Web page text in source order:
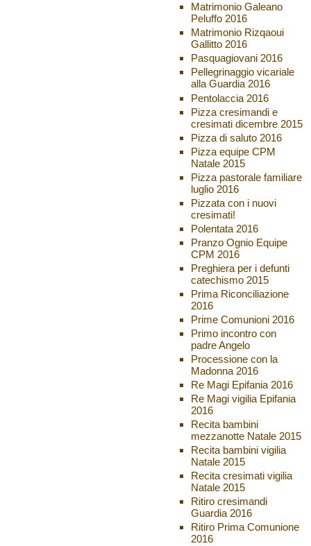
Matrimonio Galeano
Peluffo 2016
Matrimonio Rizqaoui
Gallitto 2016
Pasquagiovani 2016
Pellegrinaggio vicariale
alla Guardia 2016
Pentolaccia 2016
Pizza cresimandi e
cresimati dicembre 2015
Pizza di saluto 2016
Pizza equipe CPM
Natale 2015
Pizza pastorale familiare
luglio 2016
Pizzata con i nuovi
cresimati!
Polentata 2016
Pranzo Ognio Equipe
CPM 2016
Preghiera per i defunti
catechismo 2015
Prima Riconciliazione
2016
Prime Comunioni 2016
Primo incontro con
padre Angelo
Processione con la
Madonna 2016
Re Magi Epifania 2016
Re Magi vigilia Epifania
2016
Recita bambini
mezzanotte Natale 2015
Recita bambini vigilia
Natale 2015
Recita cresimati vigilia
Natale 2015
Ritiro cresimandi
Guardia 2016
Ritiro Prima Comunione
2016